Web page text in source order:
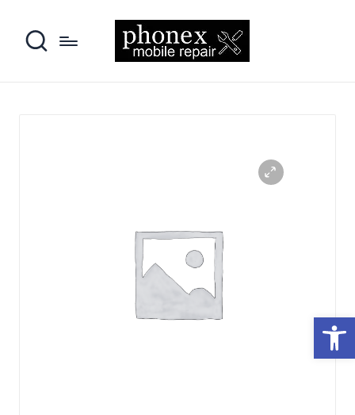
פתח סרגל נגישות